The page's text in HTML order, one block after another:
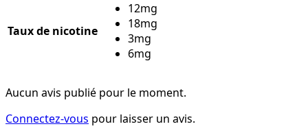
Taux de nicotine
12mg
18mg
3mg
6mg
Aucun avis publié pour le moment.
Connectez-vous pour laisser un avis.